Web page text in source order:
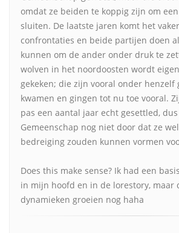
omdat ze beiden te koppig zijn om
sluiten. De laatste jaren komt het
confrontaties en beide partijen doen
kunnen om de ander onder druk te
wolven in het noordoosten wordt
gekeken; die zijn vooral onder henzelf
kwamen en gingen tot nu toe vooral.
pas een aantal jaar echt gesettled,
Gemeenschap nog niet door dat ze
bedreiging zouden kunnen vormen
Does this make sense? Ik had een
in mijn hoofd en in de lorestory, maar
dynamieken groeien nog haha